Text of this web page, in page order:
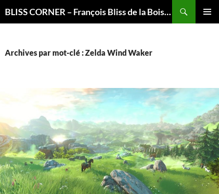
BLISS CORNER – François Bliss de la Boissière is here
Archives par mot-clé : Zelda Wind Waker